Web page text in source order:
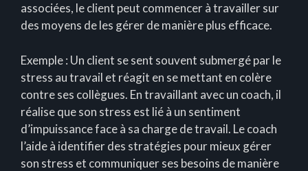
associées, le client peut commencer à travailler sur
des moyens de les gérer de manière plus efficace.
Exemple : Un client se sent souvent submergé par le
stress au travail et réagit en se mettant en colère
contre ses collègues. En travaillant avec un coach, il
réalise que son stress est lié à un sentiment
d’impuissance face à sa charge de travail. Le coach
l’aide à identifier des stratégies pour mieux gérer
son stress et communiquer ses besoins de manière